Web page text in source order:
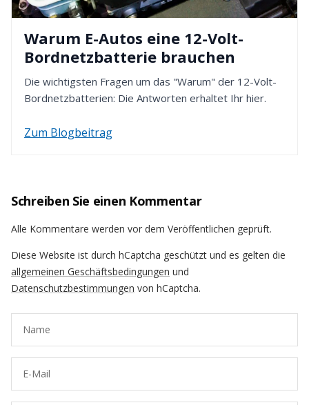
Warum E-Autos eine 12-Volt-
Bordnetzbatterie brauchen
Die wichtigsten Fragen um das "Warum" der 12-Volt-
Bordnetzbatterien: Die Antworten erhaltet Ihr hier.
Zum Blogbeitrag
Schreiben Sie einen Kommentar
Alle Kommentare werden vor dem Veröffentlichen geprüft.
Diese Website ist durch hCaptcha geschützt und es gelten die
allgemeinen Geschäftsbedingungen und
Datenschutzbestimmungen von hCaptcha.
Name
E-Mail